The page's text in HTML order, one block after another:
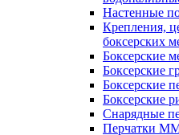
Настенные
Крепления,
боксерских
Боксерские
Боксерские
Боксерские
Боксерские
Снарядные
Перчатки